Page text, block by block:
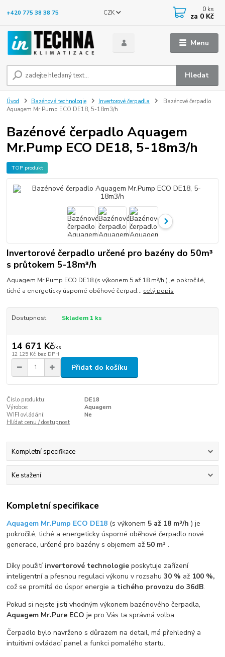
Menu
CZK
Hledat
+420 775 38 38 75 0 ks
za 0 Kč
Úvod Bazénová technologie Invertorové čerpadla
Bazénové čerpadlo
Aquagem Mr.Pump ECO DE18, 5-18m3/h
Bazénové čerpadlo Aquagem
Mr.Pump ECO DE18, 5-18m3/h
TOP produkt
Invertorové čerpadlo určené pro bazény do 50m³
s průtokem 5-18m³/h
Aquagem Mr.Pump ECO DE18 (s výkonem 5 až 18 m³/h ) je pokročilé,
tiché a energeticky úsporné oběhové čerpad... celý popis
Dostupnost Skladem 1 ks
14 671 Kč/ks
12 125 Kč bez DPH
Přidat do košíku
Číslo produktu:
DE18
Výrobce:
Aquagem
WIFI ovládání:
Ne
Hlídat cenu / dostupnost
Kompletní specifikace
Ke stažení
Kompletní specifikace
Aquagem Mr.Pump ECO DE18 (s výkonem 5 až 18 m³/h ) je
pokročilé, tiché a energeticky úsporné oběhové čerpadlo nové
generace, určené pro bazény s objemem až 50 m³ .
Díky použití invertorové technologieposkytuje zařízení
inteligentní a přesnou regulaci výkonu v rozsahu30 % až 100 %,
což se promítá do úspor energie a tichého provozu do 36dB.
Pokud si nejste jisti vhodným výkonem bazénového čerpadla,
Aquagem Mr.Pure ECO je pro Vás ta správná volba.
Čerpadlo bylo navrženo s důrazem na detail, má přehledný a
intuitivní ovládací panel a funkci pomalého startu.